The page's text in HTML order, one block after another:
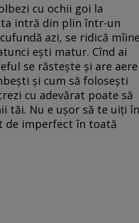
cu ochii goi la
intră din plin într-un
azi, se ridică
ești matur. Cînd ai
se răstește și are aere
și cum să folosești
cu adevărat poate să
tăi. Nu e ușor să te uiți în
de imperfect în toată